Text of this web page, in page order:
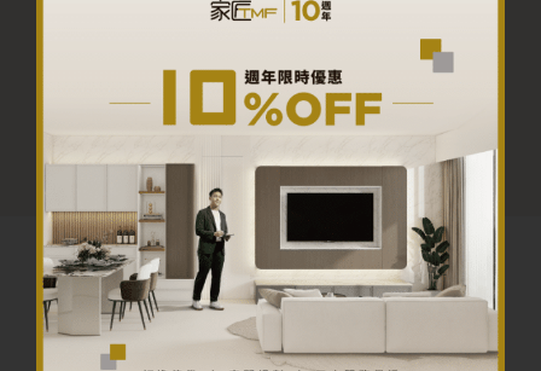
設計方案 • 報價
建議傢俬設計方案及講解圖紙，與客人達成共
識後，向客人提供初步報價
評價